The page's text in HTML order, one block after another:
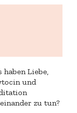
haben Liebe,
und
zu tun?